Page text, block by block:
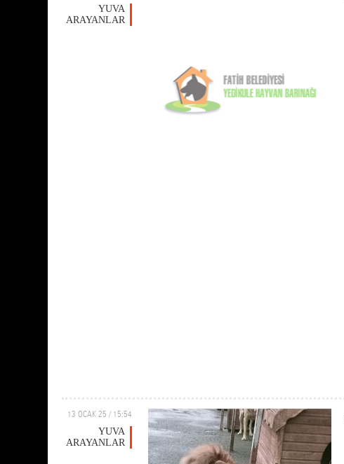
YUVA
ARAYANLAR
13 OCAK 25 / 15:54
YUVA
ARAYANLAR